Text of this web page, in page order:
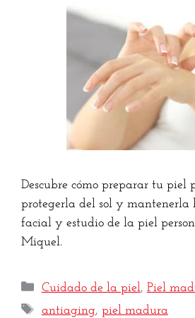
Descubre cómo preparar tu piel
protegerla del sol y
facial y estudio de la piel
Miquel.
Cuidado de la piel, Piel
antiaging, piel madura